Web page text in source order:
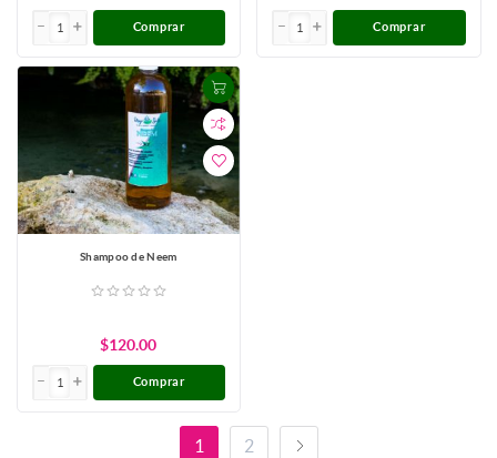
Comprar Comprar
Shampoo de Neem
$120.00
Comprar
1 2